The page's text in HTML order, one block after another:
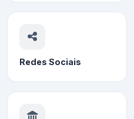
Redes Sociais